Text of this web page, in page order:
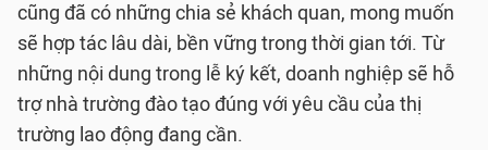
cũng đã có những chia sẻ khách quan, mong muốn
sẽ hợp tác lâu dài, bền vững trong thời gian tới. Từ
những nội dung trong lễ ký kết, doanh nghiệp sẽ hỗ
trợ nhà trường đào tạo đúng với yêu cầu của thị
trường lao động đang cần.